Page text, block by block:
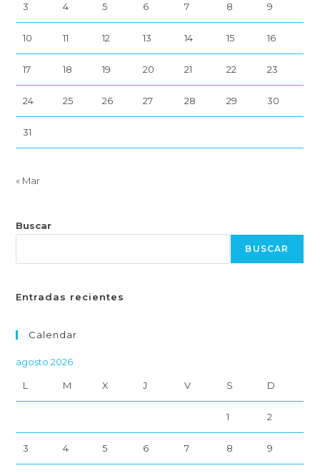
3 4 5 6 7 8 9
10 11 12 13 14 15 16
17 18 19 20 21 22 23
24 25 26 27 28 29 30
31
« Mar
Buscar
BUSCAR
Entradas recientes
Calendar
agosto 2026
L M X J V S D
1 2
3 4 5 6 7 8 9